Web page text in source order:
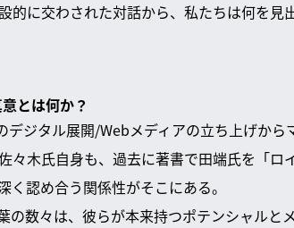
に交わされた対話から、私たちは何を見
とは何か？
デジタル展開/Webメディアの立ち上げから
々木氏自身も、過去に著書で田端氏を「ロ
認め合う関係性がそこにある。
の数々は、彼らが本来持つポテンシャルと